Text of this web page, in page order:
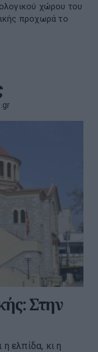
χώρου του
προχωρά το
Στην
ελπίδα, κι η